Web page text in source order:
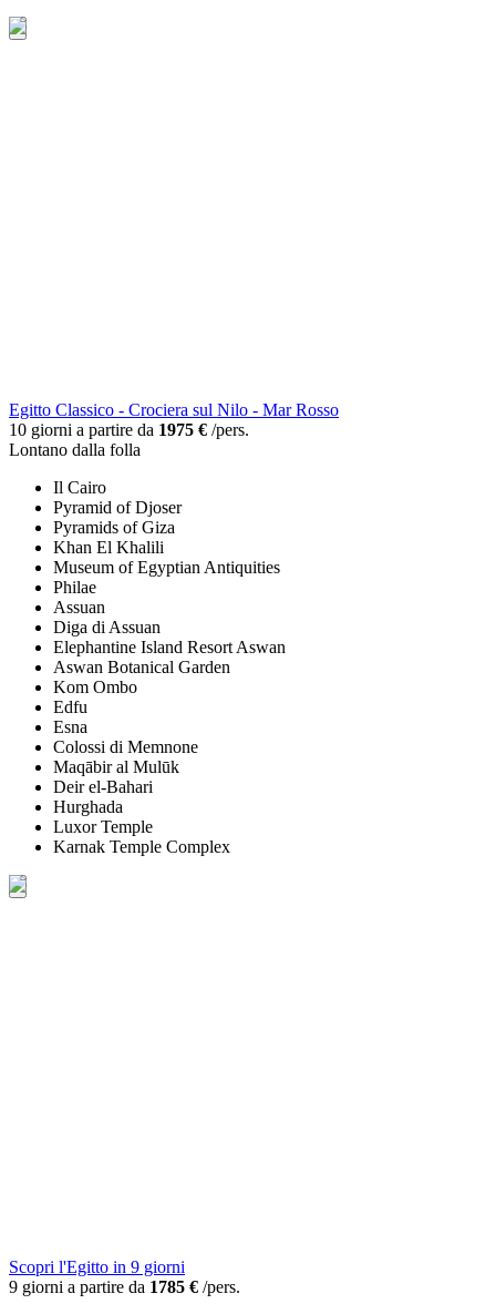
Egitto Classico - Crociera sul Nilo - Mar Rosso
10 giorni a partire da 1975 € /pers.
Lontano dalla folla
Il Cairo
Pyramid of Djoser
Pyramids of Giza
Khan El Khalili
Museum of Egyptian Antiquities
Philae
Assuan
Diga di Assuan
Elephantine Island Resort Aswan
Aswan Botanical Garden
Kom Ombo
Edfu
Esna
Colossi di Memnone
Maqābir al Mulūk
Deir el-Bahari
Hurghada
Luxor Temple
Karnak Temple Complex
Scopri l'Egitto in 9 giorni
9 giorni a partire da 1785 € /pers.